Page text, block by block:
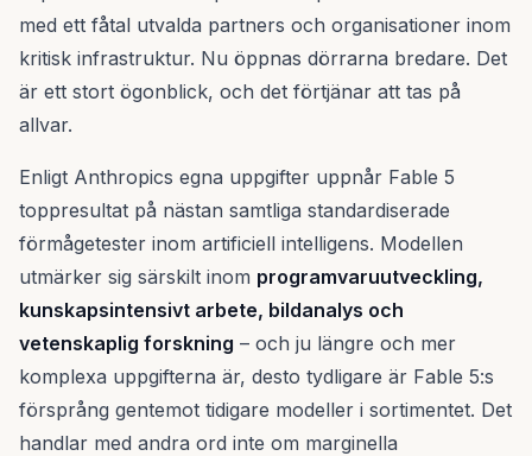
med ett fåtal utvalda partners och organisationer inom
kritisk infrastruktur. Nu öppnas dörrarna bredare. Det
är ett stort ögonblick, och det förtjänar att tas på
allvar.
Enligt Anthropics egna uppgifter uppnår Fable 5
toppresultat på nästan samtliga standardiserade
förmågetester inom artificiell intelligens. Modellen
utmärker sig särskilt inom programvaruutveckling,
kunskapsintensivt arbete, bildanalys och
vetenskaplig forskning – och ju längre och mer
komplexa uppgifterna är, desto tydligare är Fable 5:s
försprång gentemot tidigare modeller i sortimentet. Det
handlar med andra ord inte om marginella